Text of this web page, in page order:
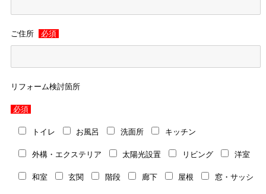
ご住所 必須
リフォーム検討箇所
必須
トイレ お風呂 洗面所 キッチン
外構・エクステリア 太陽光設置 リビング 洋室
和室 玄関 階段 廊下 屋根 窓・サッシ